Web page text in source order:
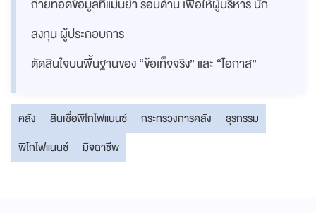
ถ่ายทอดข้อมูลที่แม่นยำ รอบด้าน เพื่อให้ผู้บริหาร นัก
ลงทุน ผู้ประกอบการ
ตัดสินใจบนพื้นฐานของ “ข้อเท็จจริง” และ “โอกาส”
คลัง สินเชื่อพิโกไฟแนนซ์ กระทรวงการคลัง
ธุรกรรม
พิโกไฟแนนซ์
มิจฉาชีพ